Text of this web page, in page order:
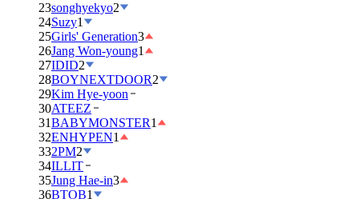
23songhyekyo2
24Suzy1
25Girls' Generation3
26Jang Won-young1
27IDID2
28BOYNEXTDOOR2
29Kim Hye-yoon
30ATEEZ
31BABYMONSTER1
32ENHYPEN1
332PM2
34ILLIT
35Jung Hae-in3
36BTOB1